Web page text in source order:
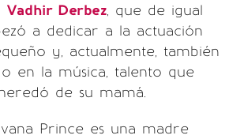
Vadhir Derbez, que de igual
a dedicar a la actuación
y, actualmente, también
en la música, talento que
de su mamá.
Prince es una madre